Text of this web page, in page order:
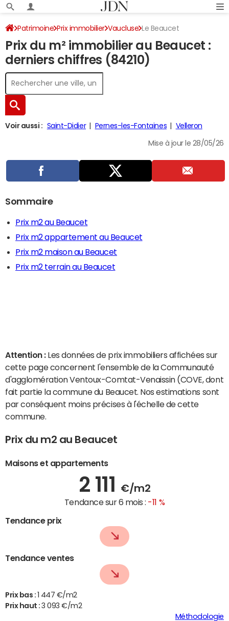
Patrimoine Prix immobilier Vaucluse Le Beaucet
Prix du m² immobilier au Beaucet :
derniers chiffres (84210)
Voir aussi : Saint-Didier Pernes-les-Fontaines Velleron
Mise à jour le 28/05/26
Sommaire
Prix m2 au Beaucet
Prix m2 appartement au Beaucet
Prix m2 maison au Beaucet
Prix m2 terrain au Beaucet
Attention : Les données de prix immobiliers affichées sur
cette page concernent l'ensemble de la Communauté
d'agglomération Ventoux-Comtat-Venaissin (COVE, dont
fait partie la commune du Beaucet. Nos estimations sont
par conséquent moins précises à l'échelle de cette
commune.
Prix du m2 au Beaucet
Maisons et appartements
2 111 €/m2
Tendance sur 6 mois : -11 %
Tendance prix
Tendance ventes
Prix bas :
1 447 €/m2
Prix haut :3 093 €/m2
Méthodologie